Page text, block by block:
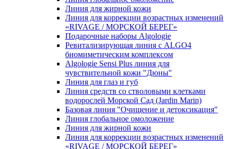
Линия для жирной кожи
Линия для коррекции возрастных изменений
«RIVAGE / МОРСКОЙ БЕРЕГ»
Подарочные наборы Algologie
Ревитализирующая линия с ALGO4
биомиметическим комплексом
Algologie Sensi Plus линия для
чувcтвительной кожи "Дюны"
Линия для глаз и губ
Линия средств со стволовыми клетками
водорослей Морской Сад (Jardin Marin)
Базовая линия "Очищение и детоксикация"
Линия глобальное омоложение
Линия для жирной кожи
Линия для коррекции возрастных изменений
«RIVAGE / МОРСКОЙ БЕРЕГ»